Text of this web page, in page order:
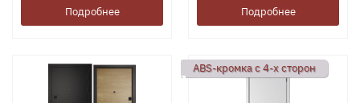
Подробнее Подробнее
ABS-кромка с 4-х сторон